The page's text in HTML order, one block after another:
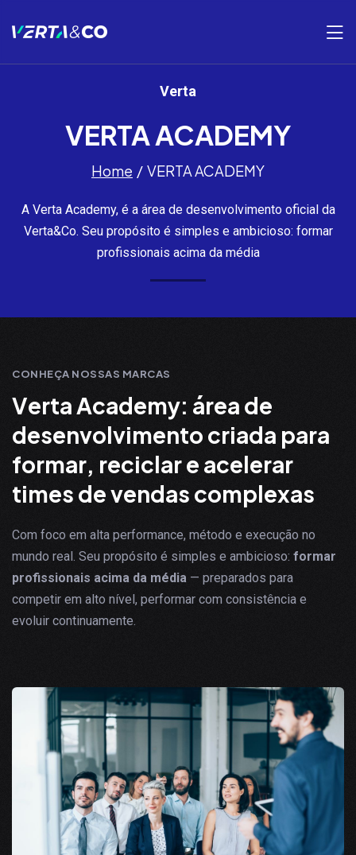
Verta
VERTA ACADEMY
Home VERTA ACADEMY
A Verta Academy, é a área de desenvolvimento oficial da
Verta&Co. Seu propósito é simples e ambicioso: formar
profissionais acima da média
CONHEÇA NOSSAS MARCAS
VertaAcademy: área de
desenvolvimento criada para
formar, reciclare acelerar
times devendas complexas
Com foco em alta performance, método e execução no
mundo real. Seu propósito é simples e ambicioso: formar
profissionais acima da média — preparados para
competir em alto nível, performar com consistência e
evoluir continuamente.